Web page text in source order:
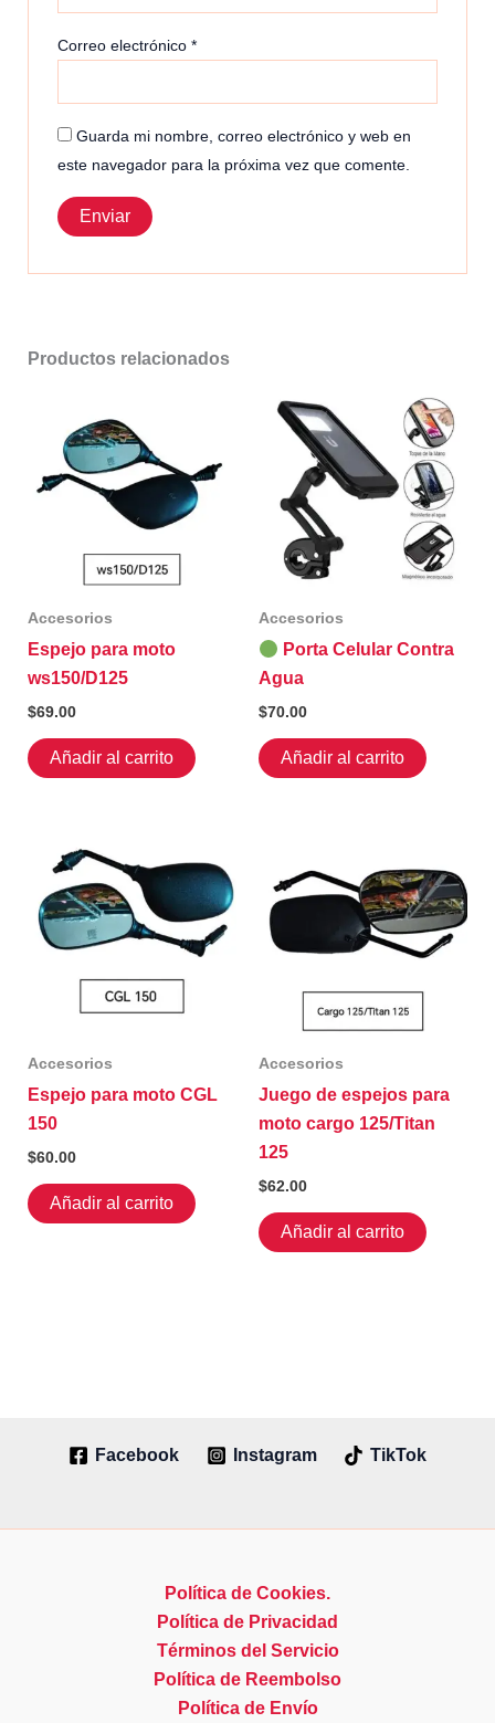
Correo electrónico*
Guarda mi nombre, correo electrónico y web en
este navegador para la próxima vez que comente.
Productos relacionados
Accesorios
Espejo para moto
ws150/D125
$69.00
Añadir al carrito
Accesorios
Porta Celular Contra
Agua
$70.00
Añadir al carrito
Accesorios
Espejo para moto CGL
150
$60.00
Añadir al carrito
Accesorios
Juego de espejos para
moto cargo 125/Titan
125
$62.00
Añadir al carrito
Facebook Instagram TikTok
Política de Cookies.
Política de Privacidad
Términos del Servicio
Política de Reembolso
Política de Envío